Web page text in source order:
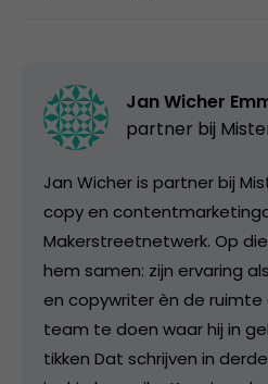
Jan Wicher
partner bij
Jan Wicher is partner bij
copy en
Makerstreetnetwerk. Op
hem samen: zijn ervaring
en copywriter èn de
team te doen waar hij in
tikken Dat schrijven in